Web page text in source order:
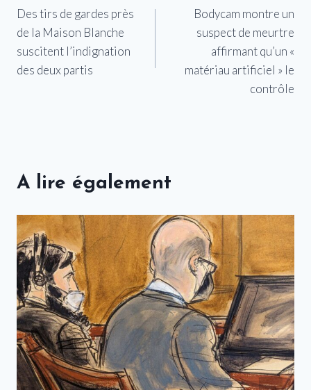
de
l’article
Des tirs de gardes près
de la Maison Blanche
suscitent l’indignation
des deux partis
Bodycam montre un
suspect de meurtre
affirmant qu’un «
matériau artificiel » le
contrôle
A lire également